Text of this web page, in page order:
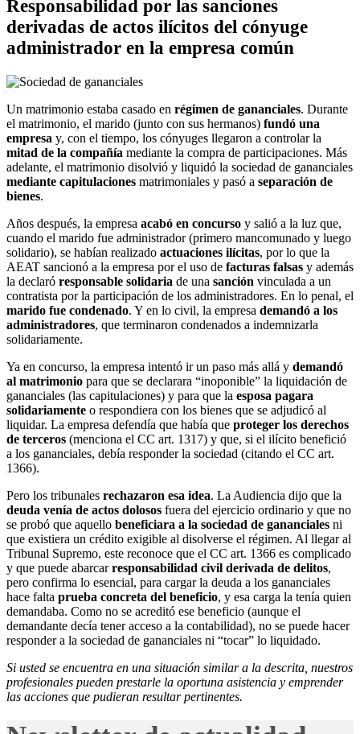
Responsabilidad por las sanciones
derivadas de actos ilícitos del cónyuge
administrador en la empresa común
Un matrimonio estaba casado en régimen de gananciales. Durante
el matrimonio, el marido (junto con sus hermanos) fundó una
empresa y, con el tiempo, los cónyuges llegaron a controlar la
mitad de la compañía mediante la compra de participaciones. Más
adelante, el matrimonio disolvió y liquidó la sociedad de gananciales
mediante capitulaciones matrimoniales y pasó a separación de
bienes.
Años después, la empresa acabó en concurso y salió a la luz que,
cuando el marido fue administrador (primero mancomunado y luego
solidario), se habían realizado actuaciones ilícitas, por lo que la
AEAT sancionó a la empresa por el uso de facturas falsas y además
la declaró responsable solidaria de una sanción vinculada a un
contratista por la participación de los administradores. En lo penal, el
marido fue condenado. Y en lo civil, la empresa demandó a los
administradores, que terminaron condenados a indemnizarla
solidariamente.
Ya en concurso, la empresa intentó ir un paso más allá y demandó
al matrimonio para que se declarara “inoponible” la liquidación de
gananciales (las capitulaciones) y para que la esposa pagara
solidariamente o respondiera con los bienes que se adjudicó al
liquidar. La empresa defendía que había que proteger los derechos
de terceros (menciona el CC art. 1317) y que, si el ilícito benefició
a los gananciales, debía responder la sociedad (citando el CC art.
1366).
Pero los tribunales rechazaron esa idea. La Audiencia dijo que la
deuda venía de actos dolosos fuera del ejercicio ordinario y que no
se probó que aquello beneficiara a la sociedad de gananciales ni
que existiera un crédito exigible al disolverse el régimen. Al llegar al
Tribunal Supremo, este reconoce que el CC art. 1366 es complicado
y que puede abarcarresponsabilidad civil derivada de delitos,
pero confirma lo esencial, para cargar la deuda a los gananciales
hace falta prueba concreta del beneficio, y esa carga la tenía quien
demandaba. Como no se acreditó ese beneficio (aunque el
demandante decía tener acceso a la contabilidad), no se puede hacer
responder a la sociedad de gananciales ni “tocar” lo liquidado.
Si usted se encuentra en una situación similar a la descrita, nuestros
profesionales pueden prestarle la oportuna asistencia y emprender
las acciones que pudieran resultar pertinentes.